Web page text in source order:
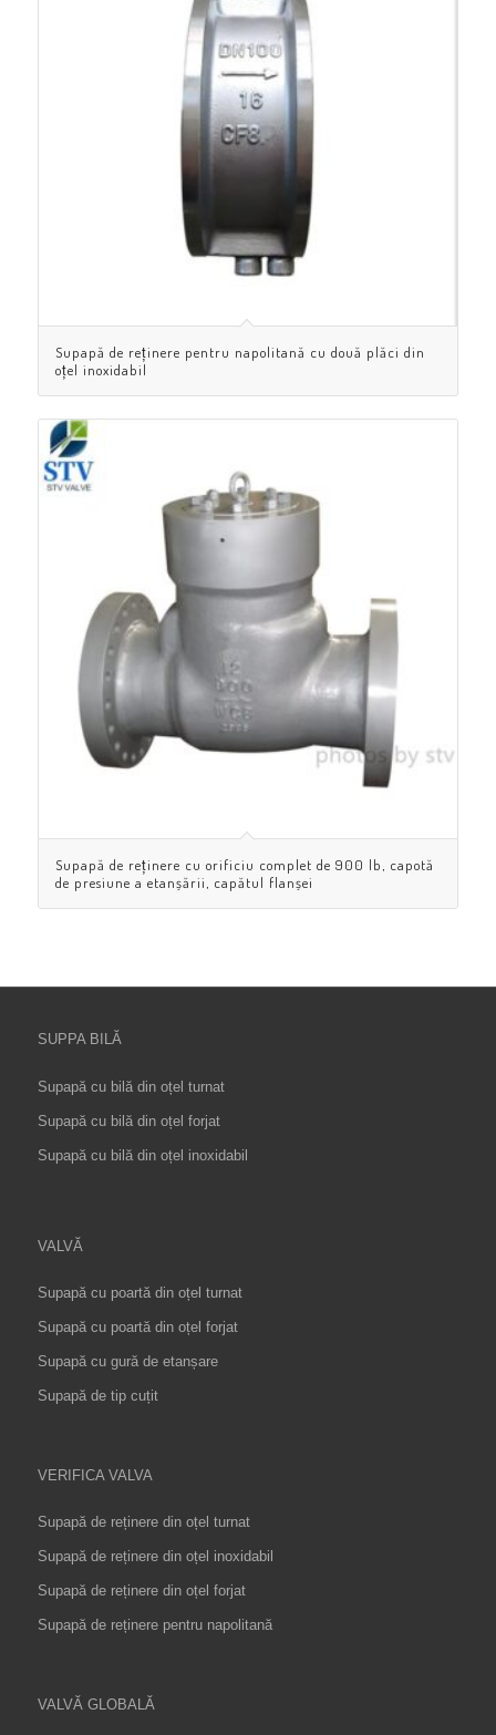
Supapă de reținere pentru napolitană cu două plăci din
oțel inoxidabil
Supapă de reținere cu orificiu complet de 900 lb, capotă
de presiune a etanșării, capătul flanșei
SUPPA BILĂ
Supapă cu bilă din oțel turnat
Supapă cu bilă din oțel forjat
Supapă cu bilă din oțel inoxidabil
VALVĂ
Supapă cu poartă din oțel turnat
Supapă cu poartă din oțel forjat
Supapă cu gură de etanșare
Supapă de tip cuțit
VERIFICA VALVA
Supapă de reținere din oțel turnat
Supapă de reținere din oțel inoxidabil
Supapă de reținere din oțel forjat
Supapă de reținere pentru napolitană
VALVĂ GLOBALĂ